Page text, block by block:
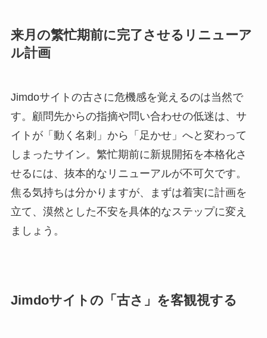
来月の繁忙期前に完了させるリニューア
ル計画
Jimdoサイトの古さに危機感を覚えるのは当然で
す。顧問先からの指摘や問い合わせの低迷は、サ
イトが「動く名刺」から「足かせ」へと変わって
しまったサイン。繁忙期前に新規開拓を本格化さ
せるには、抜本的なリニューアルが不可欠です。
焦る気持ちは分かりますが、まずは着実に計画を
立て、漠然とした不安を具体的なステップに変え
ましょう。
Jimdoサイトの「古さ」を客観視する